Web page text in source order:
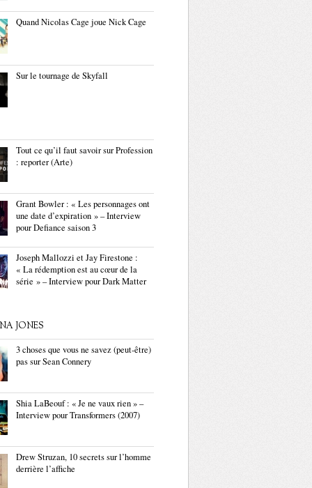
Quand Nicolas Cage joue Nick Cage
Sur le tournage de Skyfall
Tout ce qu’il faut savoir sur Profession
: reporter (Arte)
Grant Bowler : « Les personnages ont
une date d’expiration » – Interview
pour Defiance saison 3
Joseph Mallozzi et Jay Firestone :
« La rédemption est au cœur de la
série » – Interview pour Dark Matter
JONES
3 choses que vous ne savez (peut-être)
pas sur Sean Connery
Shia LaBeouf : « Je ne vaux rien » –
Interview pour Transformers (2007)
Drew Struzan, 10 secrets sur l’homme
derrière l’affiche